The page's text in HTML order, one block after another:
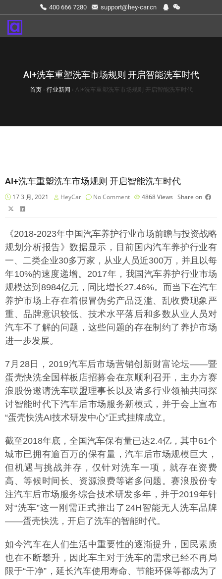
400 666 7280 support@hey-car.cn
AI+洗车重塑洗车市场规则 开启智能洗车时代
首页› 行业新闻 › AI+洗车重塑洗车市场规则 开启智能洗车时代
AI+洗车重塑洗车市场规则 开启智能洗车时代
17 3 月, 2021 HeyCar No Comment 4868Views Share on
《2018-2023年中国汽车养护行业市场前瞻与投资战略
规划分析报告》数据显示，目前国内汽车养护行业有
一、二类企业30多万家，从业人员近300万，并且以每
年10%的速度递增。2017年，我国汽车养护行业市场
规模达到8984亿元，同比增长27.46%。而当下在汽车
养护市场上存在着假冒伪劣产品泛滥、乱收费现象严
重、品牌意识较低、技术水平落后和多数从业人员对
汽车不了解的问题，这些问题的存在制约了养护市场
进一步发展。
7月28日，2019汽车后市场营销创新财富论坛——暨
蛋壳快洗全国样板店招募会在京顺利召开，主办方赛
浪股份邀请洗车联盟理事长以及诸多行业领袖共同探
讨智能时代下汽车后市场服务新模式，并于会上宣布
“蛋壳快洗AI技术研发中心”正式挂牌成立。
截至2018年底，全国汽车保有量已达2.4亿，其中61个
城市已拥有逾百万的保有量，汽车后市场规模巨大，
但机遇与挑战并存，仅针对洗车一项，就存在资费
高、等候时间长、资源浪费等诸多问题。赛浪股份专
注汽车后市场服务综合技术研发多年，并于2019年针
对“洗车”这一刚需正式推出了24H智能无人洗车品牌
——蛋壳快洗，开启了洗车的智能时代。
如今汽车在人们生活中重要性的逐渐提升，国民素质
也在不断攀升，因此车主对于洗车的需求已经不再局
限于“干净”，延长汽车使用寿命、节能环保等都成为了